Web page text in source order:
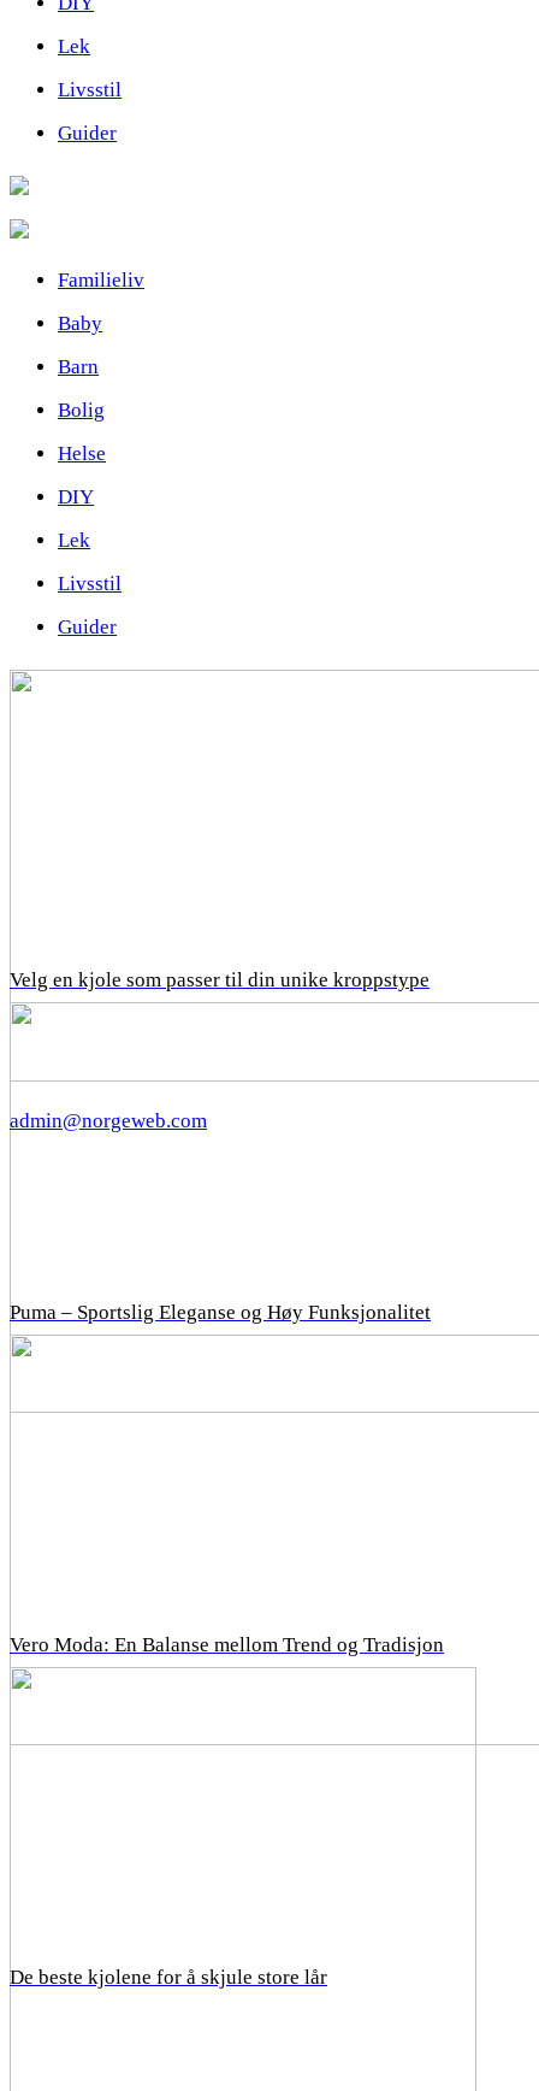
Lek
Livsstil
Guider
Familieliv
Baby
Barn
Bolig
Helse
DIY
Lek
Livsstil
Guider
Velg en kjole som passer til din unike kroppstype
Puma – Sportslig Eleganse og Høy Funksjonalitet
Vero Moda: En Balanse mellom Trend og Tradisjon
De beste kjolene for å skjule store lår
admin@norgeweb.com